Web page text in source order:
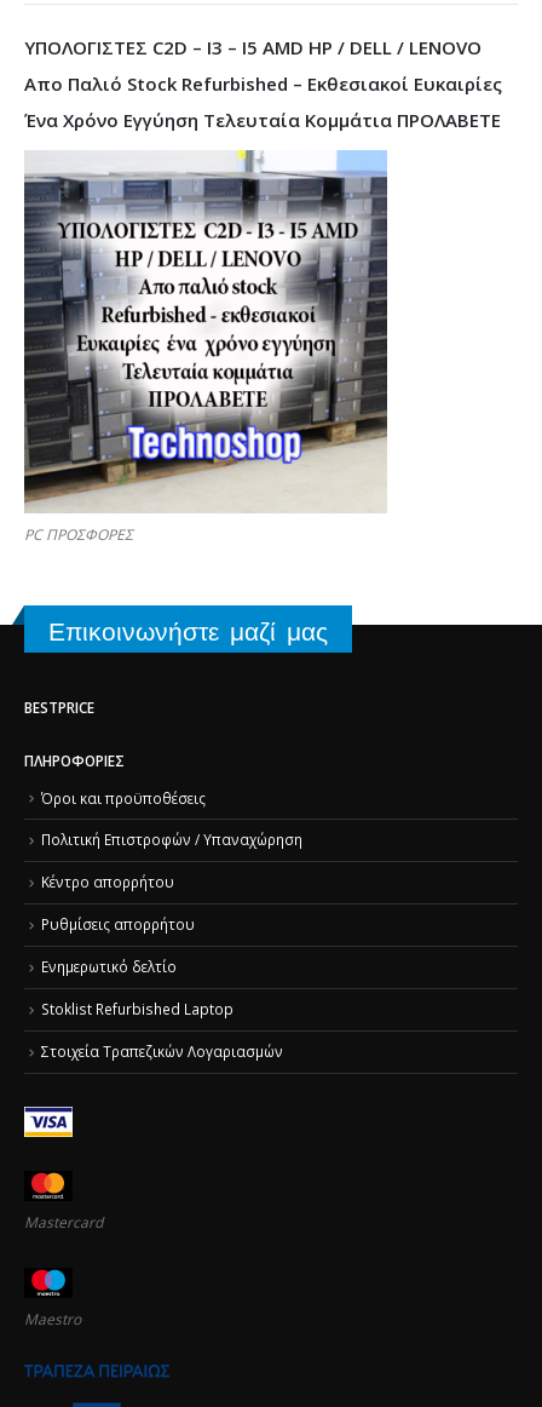
ΥΠΟΛΟΓΙΣΤΕΣ C2D – I3 – I5 AMD HP / DELL / LENOVO
Απο Παλιό Stock Refurbished – Εκθεσιακοί Ευκαιρίες
Ένα Χρόνο Εγγύηση Τελευταία Κομμάτια ΠΡΟΛΑΒΕΤΕ
PC ΠΡΟΣΦΟΡΕΣ
Επικοινωνήστε μαζί μας
BESTPRICE
ΠΛΗΡΟΦΟΡΊΕΣ
Όροι και προϋποθέσεις
Πολιτική Επιστροφών / Υπαναχώρηση
Κέντρο απορρήτου
Ρυθμίσεις απορρήτου
Ενημερωτικό δελτίο
Stoklist Refurbished Laptop
Στοιχεία Τραπεζικών Λογαριασμών
Mastercard
Maestro